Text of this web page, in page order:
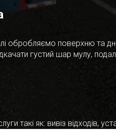
обробляємо поверхню та
густий шар мулу,
такі як: вивіз відходів,